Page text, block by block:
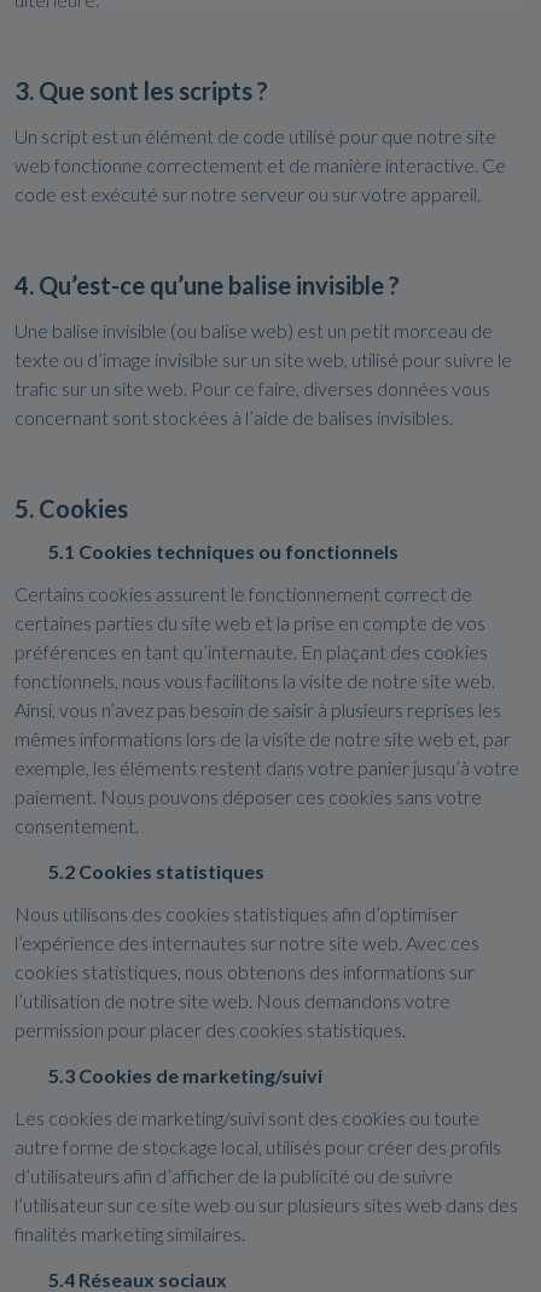
3. Que sont les scripts ?
Un script est un élément de code utilisé pour que notre site
web fonctionne correctement et de manière interactive. Ce
code est exécuté sur notre serveur ou sur votre appareil.
4. Qu’est-ce qu’une balise invisible ?
Une balise invisible (ou balise web) est un petit morceau de
texte ou d’image invisible sur un site web, utilisé pour suivre le
trafic sur un site web. Pour ce faire, diverses données vous
concernant sont stockées à l’aide de balises invisibles.
5. Cookies
5.1 Cookies techniques ou fonctionnels
Certains cookies assurent le fonctionnement correct de
certaines parties du site web et la prise en compte de vos
préférences en tant qu’internaute. En plaçant des cookies
fonctionnels, nous vous facilitons la visite de notre site web.
Ainsi, vous n’avez pas besoin de saisir à plusieurs reprises les
mêmes informations lors de la visite de notre site web et, par
exemple, les éléments restent dans votre panier jusqu’à votre
paiement. Nous pouvons déposer ces cookies sans votre
consentement.
5.2 Cookies statistiques
Nous utilisons des cookies statistiques afin d’optimiser
l’expérience des internautes sur notre site web. Avec ces
cookies statistiques, nous obtenons des informations sur
l’utilisation de notre site web. Nous demandons votre
permission pour placer des cookies statistiques.
5.3 Cookies de marketing/suivi
Les cookies de marketing/suivi sont des cookies ou toute
autre forme de stockage local, utilisés pour créer des profils
d’utilisateurs afin d’afficher de la publicité ou de suivre
l’utilisateur sur ce site web ou sur plusieurs sites web dans des
finalités marketing similaires.
5.4 Réseaux sociaux